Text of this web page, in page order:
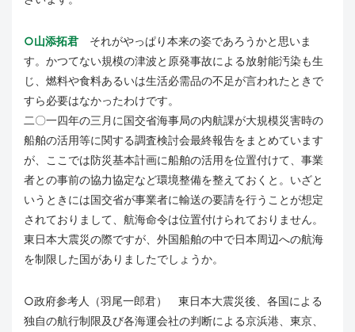
○山添拓君 それがやっぱり本来の姿であろうかと思いま
す。かつてない規模の津波と原発事故による放射能汚染も生
じ、燃料や食料あるいは生活必需品の不足が言われたときで
すら必要はなかったわけです。
二〇一四年の三月に国交省海事局の内航課が大規模災害時の
船舶の活用等に関する調査検討会最終報告をまとめています
が、ここでは防災基本計画に船舶の活用を位置付けて、事業
者との事前の協力協定など環境整備を整えておくと。いざと
いうときには国交省が事業者に輸送の要請を行うことが想定
されておりまして、航海命令は位置付けられておりません。
東日本大震災の際ですが、外国船舶の中で日本周辺への航海
を制限した国がありましたでしょうか。
○政府参考人（羽尾一郎君） 東日本大震災後、各国による
独自の航行制限及び各海運会社の判断による京浜港、東京、